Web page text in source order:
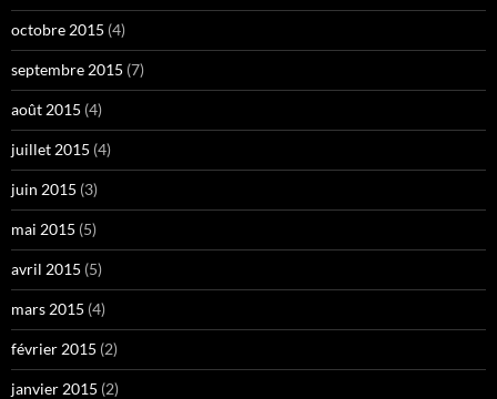
octobre 2015 (4)
septembre 2015 (7)
août 2015 (4)
juillet 2015 (4)
juin 2015 (3)
mai 2015 (5)
avril 2015 (5)
mars 2015 (4)
février 2015 (2)
janvier 2015 (2)